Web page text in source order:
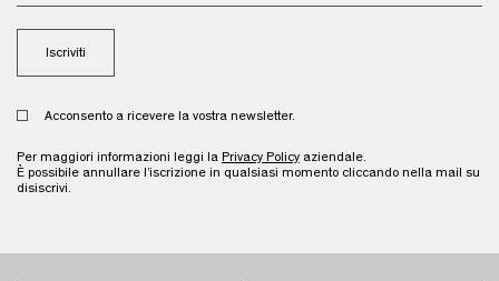
Acconsento a ricevere la vostra newsletter.
Per maggiori informazioni leggi la Privacy Policy aziendale.
È possibile annullare l’iscrizione in qualsiasi momento cliccando nella mail su
disiscrivi.